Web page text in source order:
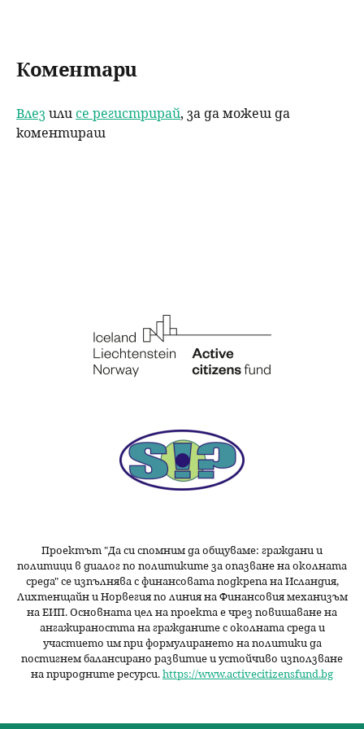
Коментари
Влезили се регистрирай, за да можеш да
коментираш
Проектът "Да си спомним даобщуваме: граждани и
политици в диалог по политиките за опазване на околната
среда" се изпълнява с финансовата подкрепа на Исландия,
Лихтенщайн и Норвегия по линия на Финансовия механизъм
на ЕИП. Основната цел на проекта е чрез повишаване на
ангажираността на гражданите с околната среда и
участието им при формулирането на политики да
постигнем балансирано развитие и устойчиво използване
на природните ресурси.https://www.activecitizensfund.bg